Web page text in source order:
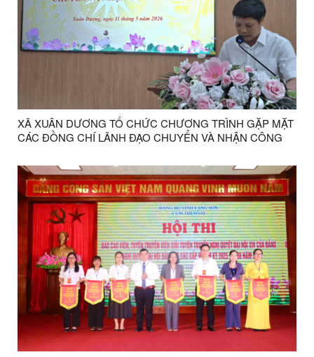
XÃ XUÂN DƯƠNG TỔ CHỨC CHƯƠNG TRÌNH GẶP MẶT
CÁC ĐỒNG CHÍ LÃNH ĐẠO CHUYỂN VÀ NHẬN CÔNG